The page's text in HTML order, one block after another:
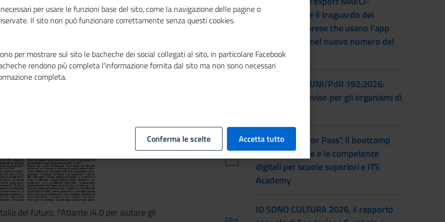
del futuro, l'Atlante i4.0 per aiu­ta­re gli
Unioncamere e il traguardo del
numero di imprese che usano l'app
Impresa Italia nel nuovo numero del
magazine
Certificazione UNI/PdR 192:2026:
pubblicato l'avviso per gli organismi di
Torna “Smash or Pass”, il bootcamp
sull’educazione e le competenze
digitali per scuole superiori e ITS
Academy
IO SONO CULTURA 2026, il rapporto
per usare le funzioni base del sito, come la navigazione delle pagine o
Il sito non può funzionare correttamente senza questi cookies.
per mostrare sul sito le bacheche dei social collegati al sito, in particolare Facebook
rendono più completa l'informazione fornita dal sito ma non sono necessari
completa.
Conferma le scelte Accetta tutto